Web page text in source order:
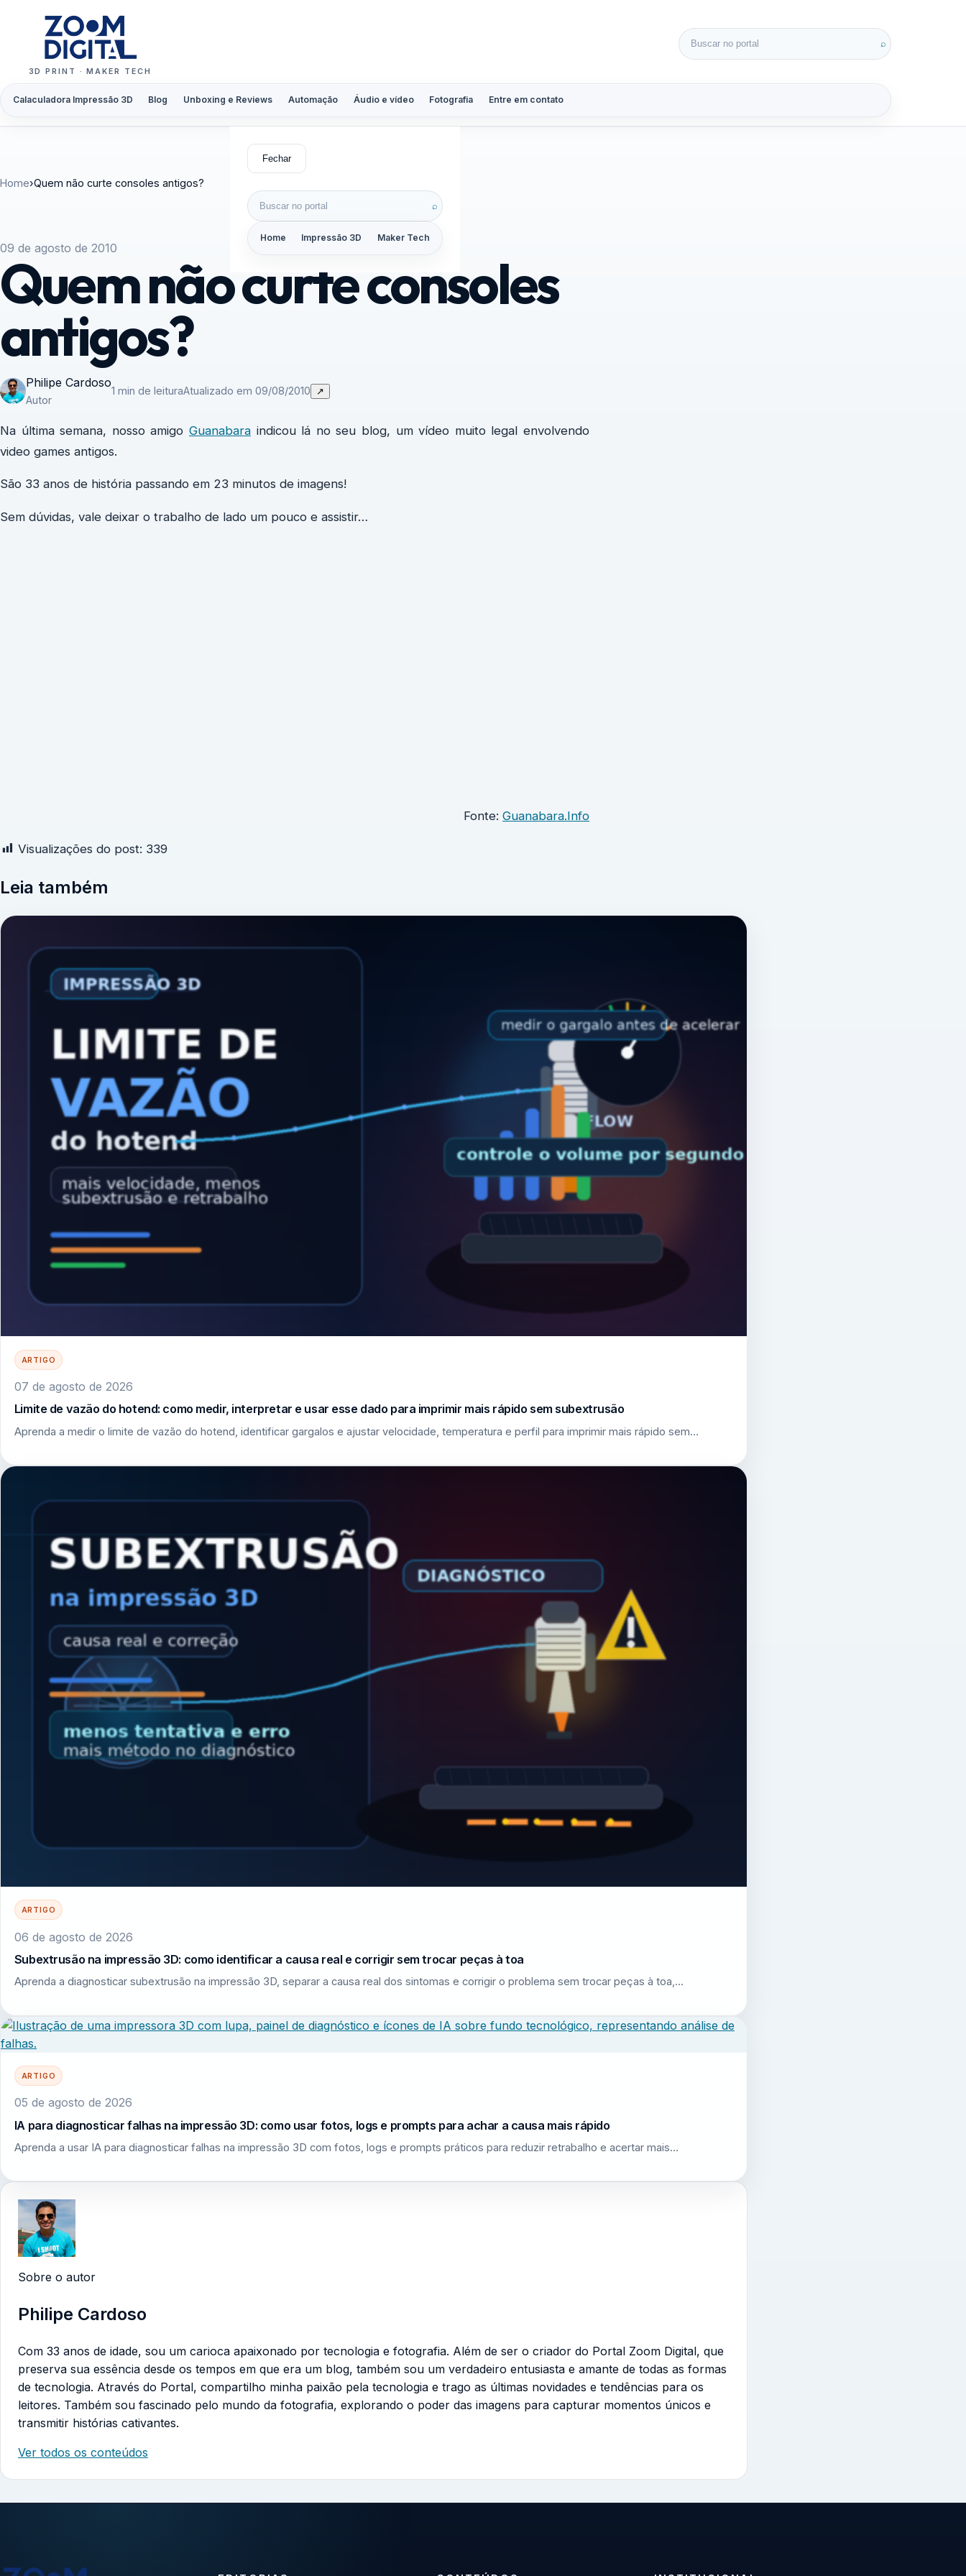
3D PRINT · MAKER TECH
Calaculadora Impressão 3D Blog Unboxing e Reviews Automação Áudio e vídeo Fotografia Entre em contato
Buscar por: ⌕
Fechar
Buscar por: ⌕
Home Impressão 3D Maker Tech
Home›Quem não curte consoles antigos?
09 de agosto de 2010
Quem não curte consoles
antigos?
Philipe Cardoso
Autor
1 min de leituraAtualizado em 09/08/2010 ↗
Na última semana, nosso amigo Guanabara indicou lá no seu blog, um vídeo muito legal envolvendo
video games antigos.
São 33 anos de história passando em 23 minutos de imagens!
Sem dúvidas, vale deixar o trabalho de lado um pouco e assistir…
Fonte: Guanabara.Info
Visualizações do post: 339
Leia também
ARTIGO
07 de agosto de 2026
Limite de vazão do hotend: como medir, interpretar e usar esse dado para imprimir mais rápido sem subextrusão
Aprenda a medir o limite de vazão do hotend, identificar gargalos e ajustar velocidade, temperatura e perfil para imprimir mais rápido sem…
ARTIGO
06 de agosto de 2026
Subextrusão na impressão 3D: como identificar a causa real e corrigir sem trocar peças à toa
Aprenda a diagnosticar subextrusão na impressão 3D, separar a causa real dos sintomas e corrigir o problema sem trocar peças à toa,…
ARTIGO
05 de agosto de 2026
IA para diagnosticar falhas na impressão 3D: como usar fotos, logs e prompts para achar a causa mais rápido
Aprenda a usar IA para diagnosticar falhas na impressão 3D com fotos, logs e prompts práticos para reduzir retrabalho e acertar mais…
Sobre o autor
Philipe Cardoso
Com 33 anos de idade, sou um carioca apaixonado por tecnologia e fotografia. Além de ser o criador do Portal Zoom Digital, que
preserva sua essência desde os tempos em que era um blog, também sou um verdadeiro entusiasta e amante de todas as formas
de tecnologia. Através do Portal, compartilho minha paixão pela tecnologia e trago as últimas novidades e tendências para os
leitores. Também sou fascinado pelo mundo da fotografia, explorando o poder das imagens para capturar momentos únicos e
transmitir histórias cativantes.
Ver todos os conteúdos